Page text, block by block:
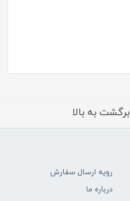
برگشت به بالا
رویه ارسال سفارش
درباره ما